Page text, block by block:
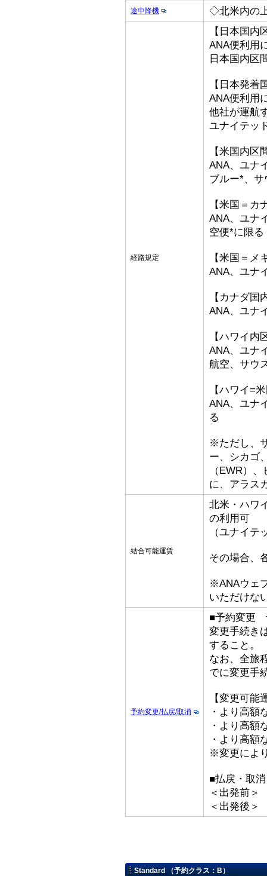
途中降機 ◇北米内の
経路規定
【日本国内
ANA便利用
日本国内区
【日本発着
ANA便利用
他社が運航
ユナイテッ
【米国内区
ANA、ユナ
ブルー*、
【米国＝カ
ANA、ユナ
空便*に限る
【米国＝メ
ANA、ユナ
【カナダ国
ANA、ユナ
【ハワイ内
ANA、ユナ
航空、サウ
【ハワイ=
ANA、ユナ
る
※ただし、
ー、シカゴ
（EWR）
に、アラス
結合可能運賃
北米・ハワ
の利用可
（ユナイテ
その場合、
※ANAウェ
いただけな
予約変更/払戻/取消
■予約変更
変更手続き
すること。
なお、全旅
でに変更手
【変更可能
・より高額
・より高額
・より高額
※変更によ
■払戻・取消
＜出発前＞
＜出発後
Standard （予約クラス：B）